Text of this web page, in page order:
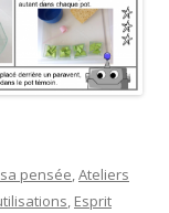
pensée,Ateliers
, Esprit